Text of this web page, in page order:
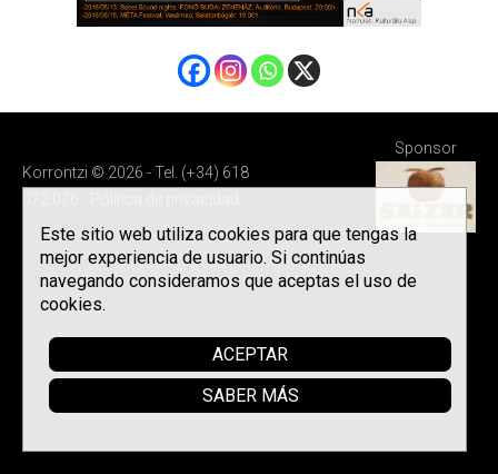
Korrontzi © 2026 - Tel. (+34) 618
Sponsor
Este sitio web utiliza cookies para que tengas la
mejor experiencia de usuario. Si continúas
navegando consideramos que aceptas el uso de
cookies.
ACEPTAR
SABER MÁS